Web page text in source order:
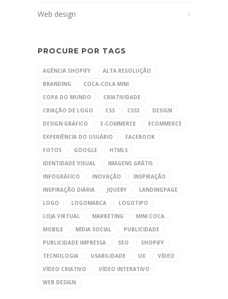
Web design
PROCURE POR TAGS
AGÊNCIA SHOPIFY
ALTA RESOLUÇÃO
BRANDING
COCA-COLA MINI
COPA DO MUNDO
CRIATIVIDADE
CRIAÇÃO DE LOGO
CSS CSS3
DESIGN
DESIGN GRÁFICO
E-COMMERCE
ECOMMERCE
EXPERIÊNCIA DO USUÁRIO
FACEBOOK
FOTOS
GOOGLE
HTML5
IDENTIDADE VISUAL
IMAGENS GRÁTIS
INFOGRÁFICO
INOVAÇÃO
INSPIRAÇÃO
INSPIRAÇÃO DIÁRIA
JQUERY
LANDINGPAGE
LOGO
LOGOMARCA
LOGOTIPO
LOJA VIRTUAL
MARKETING
MINI COCA
MOBILE
MÍDIA SOCIAL
PUBLICIDADE
PUBLICIDADE IMPRESSA
SEO
SHOPIFY
TECNOLOGIA
USABILIDADE UX
VÍDEO
VÍDEO CRIATIVO
VÍDEO INTERATIVO
WEB DESIGN